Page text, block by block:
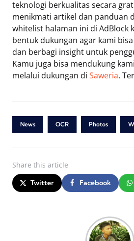
teknologi berkualitas secara
menikmati artikel dan panduan
whitelist halaman ini di AdBlock
bentuk dukungan agar kami
dan berbagi insight untuk
Kamu juga bisa mendukung
melalui dukungan di Saweria.
News OCR Photos
Share this article
Twitter Facebook